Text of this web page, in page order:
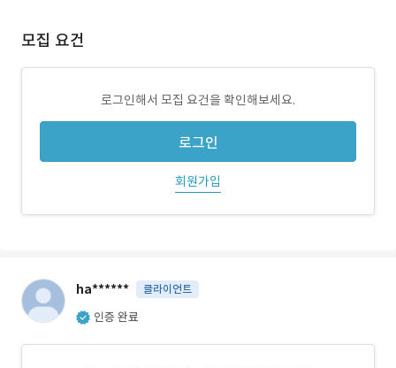
모집 요건
로그인해서 모집 요건을 확인해보세요.
로그인
회원가입
ha****** 클라이언트
인증 완료